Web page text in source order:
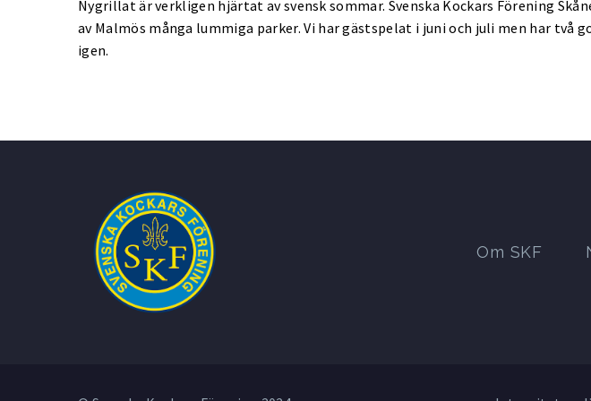
Nygrillat är verkligen hjärtat av svensk sommar. Svenska Kockars Förening
av Malmös många lummiga parker. Vi har gästspelat i juni och juli men har
igen.
Om SKF